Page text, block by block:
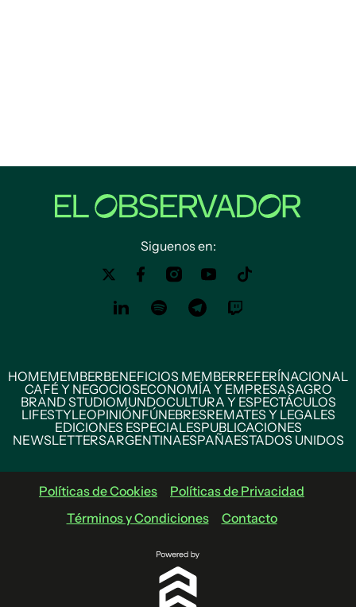
Siguenos en:
HOMEMEMBERBENEFICIOS MEMBERREFERÍNACIONAL
CAFÉ Y NEGOCIOSECONOMÍA Y EMPRESASAGRO
BRAND STUDIOMUNDOCULTURA Y ESPECTÁCULOS
LIFESTYLEOPINIÓNFÚNEBRESREMATES Y LEGALES
EDICIONES ESPECIALESPUBLICACIONES
NEWSLETTERSARGENTINAESPAÑAESTADOS UNIDOS
Políticas de Cookies
Políticas de Privacidad
Términos y Condiciones
Contacto